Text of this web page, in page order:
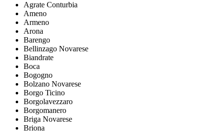
Agrate Conturbia
Ameno
Armeno
Arona
Barengo
Bellinzago Novarese
Biandrate
Boca
Bogogno
Bolzano Novarese
Borgo Ticino
Borgolavezzaro
Borgomanero
Briga Novarese
Briona